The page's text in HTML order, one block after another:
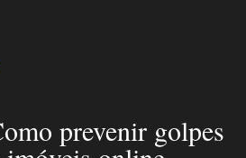
prevenir golpes